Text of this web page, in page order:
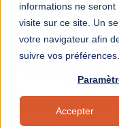
informations ne
visite sur ce site. Un
votre navigateur afin
suivre vos préférences.
Accepter
ÉDUCATION
Pourquoi